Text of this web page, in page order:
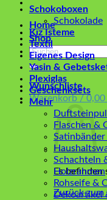
Home
Shop
Suchen
nach:
Wunschliste
Warenkorb / 0,00
Es
Zurück zum
Schokoboxen
Schokolade
Kız İsteme
Textil
Eigenes Design
Yasin &
Plexiglas
Geschenksets
Mehr
Flaschen &
Schachteln
Holzrahmen
Rohseife &
Dekoartikel